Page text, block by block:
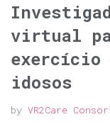
virtual
exercício
idosos
by VR2Care